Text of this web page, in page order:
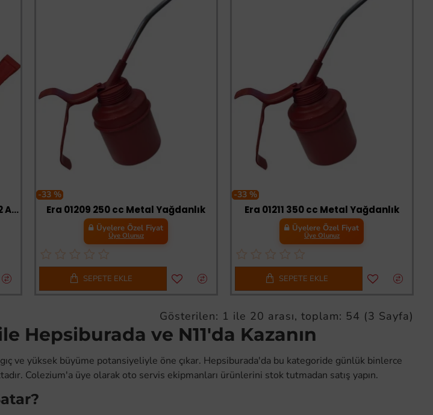
1000 Amper Akü Takviye Pensesi 2 Adet
-33 %
Era 01209 250 cc Metal Yağdanlık
Üyelere Özel Fiyat
Üye Olunuz
SEPETE EKLE
-33 %
Era 01211 350 cc Metal Yağdanlık
Üyelere Özel Fiyat
Üye Olunuz
SEPETE EKLE
Gösterilen: 1 ile 20 arası, toplam: 54 (3 Sayfa)
Hepsiburada ve N11'da Kazanın
ve yüksek büyüme potansiyeliyle öne çıkar. Hepsiburada'da bu kategoride günlük binlerce
Colezium'a üye olarak oto servis ekipmanları ürünlerini stok tutmadan satış yapın.